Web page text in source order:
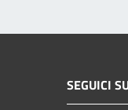
SEGUICI